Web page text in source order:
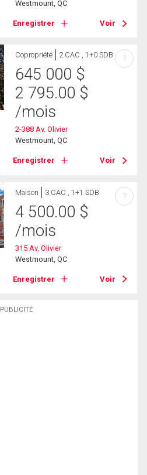
PUBLICITÉ
Westmount, QC
Enregistrer Voir
Copropriété 2 CAC , 1+0 SDB
645 000 $
2 795.00 $
/mois
2-388 Av. Olivier
Westmount, QC
Enregistrer Voir
?
Maison 3 CAC , 1+1 SDB
4 500.00 $
/mois
315 Av. Olivier
Westmount, QC
Enregistrer Voir
?